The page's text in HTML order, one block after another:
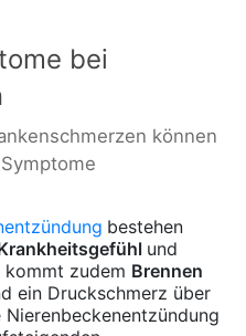
bei
können
bestehen
und
kommt zudem Brennen
ein Druckschmerz über